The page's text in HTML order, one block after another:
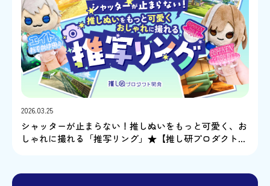
2026.03.25
シャッターが止まらない！推しぬいをもっと可愛く、お
しゃれに撮れる「推写リング」★【推し研プロダクト開